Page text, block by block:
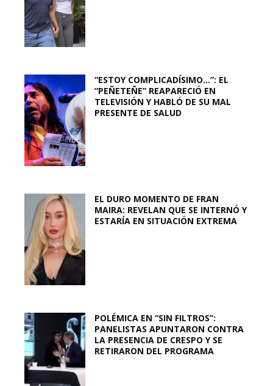
“ESTOY COMPLICADÍSIMO…”: EL
“PEÑETEÑE” REAPARECIÓ EN
TELEVISIÓN Y HABLÓ DE SU MAL
PRESENTE DE SALUD
EL DURO MOMENTO DE FRAN
MAIRA: REVELAN QUE SE INTERNÓ Y
ESTARÍA EN SITUACIÓN EXTREMA
POLÉMICA EN “SIN FILTROS”:
PANELISTAS APUNTARON CONTRA
LA PRESENCIA DE CRESPO Y SE
RETIRARON DEL PROGRAMA